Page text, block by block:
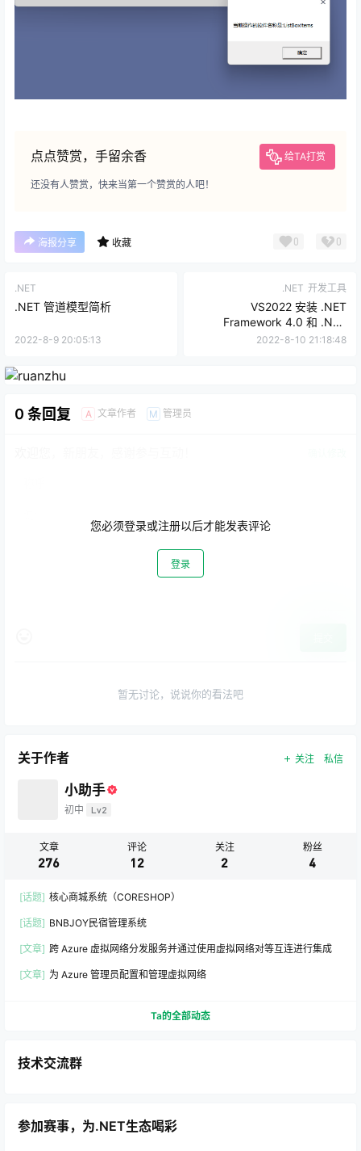
点点赞赏，手留余香 给TA打赏
还没有人赞赏，快来当第一个赞赏的人吧！
海报分享 收藏 0 0
.NET
.NET 管道模型简析
2022-8-9 20:05:13
.NET 开发工具
VS2022 安装 .NET
Framework 4.0 和 .NET
Framework 4.5 的方法
2022-8-10 21:18:48
0 条回复 A 文章作者 M 管理员
您必须登录或注册以后才能发表评论
登录
暂无讨论，说说你的看法吧
关于作者 关注 私信
小助手
初中 Lv2
文章
276
评论
12
关注
2
粉丝
4
[话题] 核心商城系统（CORESHOP）
[话题] BNBJOY民宿管理系统
[文章] 跨 Azure 虚拟网络分发服务并通过使用虚拟网络对等互连进行集成
[文章] 为 Azure 管理员配置和管理虚拟网络
Ta的全部动态
技术交流群
参加赛事，为.NET生态喝彩